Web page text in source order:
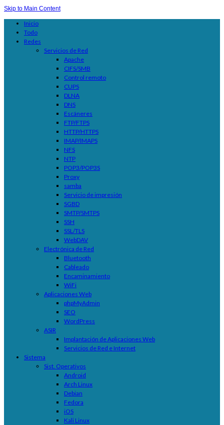
Skip to Main Content
Inicio
Todo
Redes
Servicios de Red
Apache
CIFS/SMB
Control remoto
CUPS
DLNA
DNS
Escáneres
FTP/FTPS
HTTP/HTTPS
IMAP/IMAPS
NFS
NTP
POP3/POP3S
Proxy
samba
Servicio de impresión
SGBD
SMTP/SMTPS
SSH
SSL/TLS
WebDAV
Electrónica de Red
Bluetooth
Cableado
Encaminamiento
WiFi
Aplicaciones Web
phpMyAdmin
SEO
WordPress
ASIR
Implantación de Aplicaciones Web
Servicios de Red e Internet
Sistema
Sist. Operativos
Android
Arch Linux
Debian
Fedora
iOS
Kali Linux